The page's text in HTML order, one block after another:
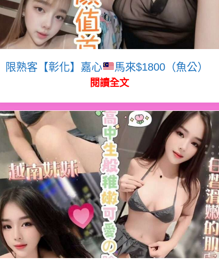
限熟客【彰化】嘉心 馬來$1800（魚公）
閱讀全文